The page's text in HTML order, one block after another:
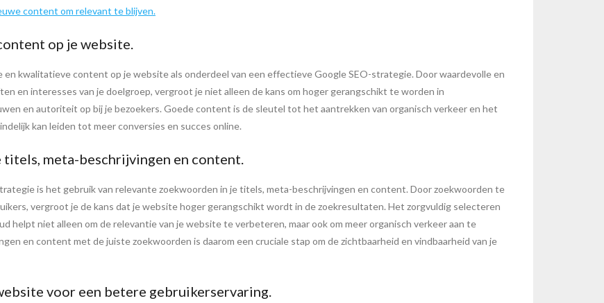
content om relevant te blijven.
op je website.
en kwalitatieve content op je website als onderdeel van een effectieve Google SEO-strategie. Door waardevolle en
en interesses van je doelgroep, vergroot je niet alleen de kans om hoger gerangschikt te worden in
en autoriteit op bij je bezoekers. Goede content is de sleutel tot het aantrekken van organisch verkeer en het
kan leiden tot meer conversies en succes online.
meta-beschrijvingen en content.
is het gebruik van relevante zoekwoorden in je titels, meta-beschrijvingen en content. Door zoekwoorden te
vergroot je de kans dat je website hoger gerangschikt wordt in de zoekresultaten. Het zorgvuldig selecteren
helpt niet alleen om de relevantie van je website te verbeteren, maar ook om meer organisch verkeer aan te
en content met de juiste zoekwoorden is daarom een cruciale stap om de zichtbaarheid en vindbaarheid van je
voor een betere gebruikerservaring.